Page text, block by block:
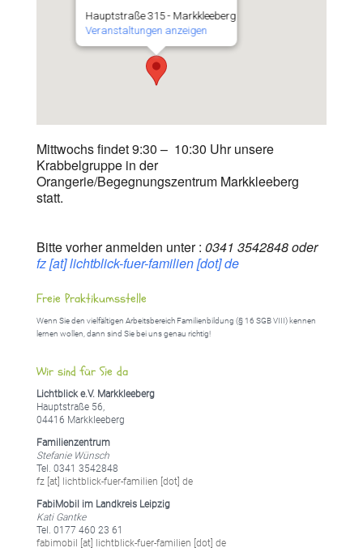
Hauptstraße 315 - Markkleeberg
Veranstaltungen anzeigen
Mittwochs findet 9:30 – 10:30 Uhr unsere
Krabbelgruppe in der
Orangerie/Begegnungszentrum Markkleeberg
statt.
Bitte vorher anmelden unter : 0341 3542848 oder
fz [at] lichtblick-fuer-familien [dot] de
Freie Praktikumsstelle
Wenn Sie den vielfältigen Arbeitsbereich Familienbildung (§ 16 SGB VIII) kennen
lernen wollen, dann sind Sie bei uns genau richtig!
Wir sind für Sie da
Lichtblick e.V. Markkleeberg
Hauptstraße 56,
04416 Markkleeberg
Familienzentrum
Stefanie Wünsch
Tel. 0341 3542848
fz [at] lichtblick-fuer-familien [dot] de
FabiMobil im Landkreis Leipzig
Kati Gantke
Tel. 0177 460 23 61
fabimobil [at] lichtblick-fuer-familien [dot] de